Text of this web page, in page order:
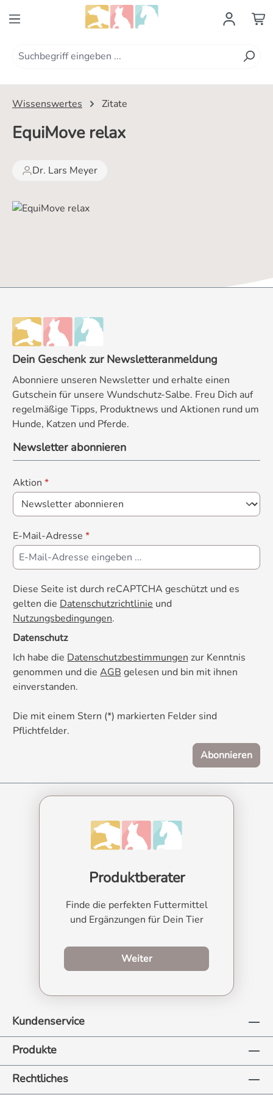
Zum Hauptinhalt springen
Wissenswertes Zitate
EquiMove relax
Dr. Lars Meyer
Dein Geschenk zur Newsletteranmeldung
Abonniere unseren Newsletter und erhalte einen
Gutschein für unsere Wundschutz-Salbe. Freu Dich auf
regelmäßige Tipps, Produktnews und Aktionen rund um
Hunde, Katzen und Pferde.
Newsletter abonnieren
Aktion *
E-Mail-Adresse *
Diese Seite ist durch reCAPTCHA geschützt und es
gelten die Datenschutzrichtlinie und
Nutzungsbedingungen.
Datenschutz
Ich habe die Datenschutzbestimmungen zur Kenntnis
genommen und die AGB gelesen und bin mit ihnen
einverstanden.
Die mit einem Stern (*) markierten Felder sind
Pflichtfelder.
Abonnieren
Produktberater
Finde die perfekten Futtermittel
und Ergänzungen für Dein Tier
Weiterzum Produktberater
Kundenservice
Produkte
Rechtliches